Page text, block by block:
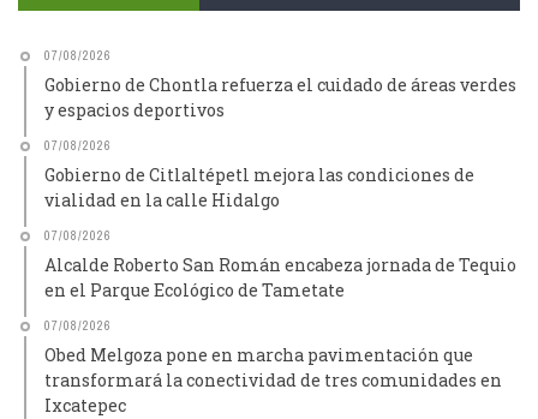
07/08/2026
Gobierno de Chontla refuerza el cuidado de áreas verdes
y espacios deportivos
07/08/2026
Gobierno de Citlaltépetl mejora las condiciones de
vialidad en la calle Hidalgo
07/08/2026
Alcalde Roberto San Román encabeza jornada de Tequio
en el Parque Ecológico de Tametate
07/08/2026
Obed Melgoza pone en marcha pavimentación que
transformará la conectividad de tres comunidades en
Ixcatepec